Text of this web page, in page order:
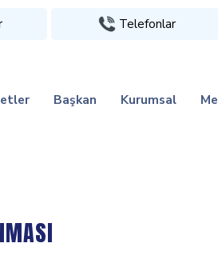
Telefonlar
Başkan Kurumsal